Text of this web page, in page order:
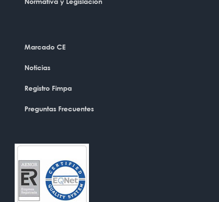
Marcado CE
Noticias
Registro Fimpa
Preguntas Frecuentes